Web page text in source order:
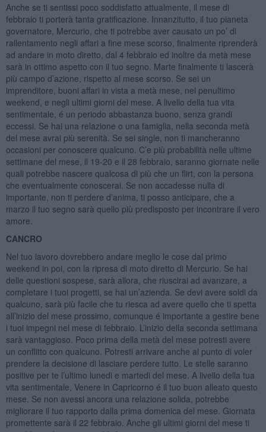
Anche se ti sentissi poco soddisfatto attualmente, il mese di
febbraio ti porterà tanta gratificazione. Innanzitutto, il tuo pianeta
governatore, Mercurio, che ti potrebbe aver causato un po’ di
rallentamento negli affari a fine mese scorso, finalmente riprenderà
ad andare in moto diretto, dal 4 febbraio ed inoltre da metà mese
sarà in ottimo aspetto con il tuo segno. Marte finalmente ti lascerà
più campo d’azione, rispetto al mese scorso. Se sei un
imprenditore, buoni affari in vista a metà mese, nel penultimo
weekend, e negli ultimi giorni del mese. A livello della tua vita
sentimentale, é un periodo abbastanza buono, senza grandi
eccessi. Se hai una relazione o una famiglia, nella seconda metà
del mese avrai più serenità. Se sei single, non ti mancheranno
occasioni per conoscere qualcuno. C’e più probabilità nelle ultime
settimane del mese, il 19-20 e il 28 febbraio, saranno giornate nelle
quali potrebbe nascere qualcosa di più che un flirt, con la persona
che eventualmente conoscerai. Se non accadesse nulla di
importante, non ti perdere d’anima, ti posso anticipare, che a
marzo il tuo segno sarà quello più predisposto per incontrare il vero
amore.
CANCRO
Nel tuo lavoro dovrebbero andare meglio le cose dal primo
weekend in poi, con la ripresa di moto diretto di Mercurio. Se hai
delle questioni sospese, sarà allora, che riuscirai ad avanzare, a
completare i tuoi progetti, se hai un’azienda. Se devi avere soldi da
qualcuno, sarà più facile che tu riesca ad avere quello che ti spetta
all’inizio del mese prossimo, comunque é importante a gestire bene
i tuoi impegni nel mese di febbraio. L’inizio della seconda settimana
sarà vantaggioso. Poco prima della metà del mese potresti avere
un conflitto con qualcuno. Potresti arrivare anche al punto di voler
prendere la decisione di lasciare perdere tutto. Le stelle saranno
positive per te l’ultimo lunedi e martedi del mese. A livello della tua
vita sentimentale, Venere in Capricorno é il tuo buon alleato questo
mese. Se non avessi ancora una relazione solida, potrebbe
migliorare il tuo rapporto dalla prima domenica del mese. Giornata
promettente sarà il 22 febbraio. Anche gli ultimi giorni del mese ti